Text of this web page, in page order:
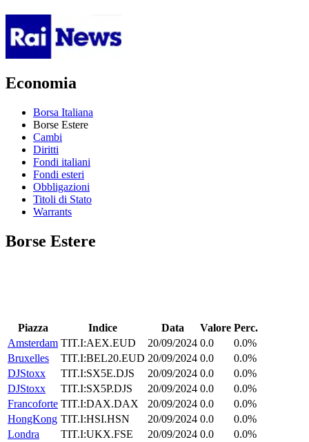
Economia
Borsa Italiana
Borse Estere
Cambi
Diritti
Fondi italiani
Fondi esteri
Obbligazioni
Titoli di Stato
Warrants
Borse Estere
Piazza Indice Data Valore Perc.
Amsterdam TIT.I:AEX.EUD 20/09/2024 0.0
0.0%
Bruxelles
TIT.I:BEL20.EUD 20/09/2024 0.0
0.0%
DJStoxx
TIT.I:SX5E.DJS 20/09/2024 0.0
0.0%
DJStoxx
TIT.I:SX5P.DJS 20/09/2024 0.0
0.0%
Francoforte TIT.I:DAX.DAX 20/09/2024 0.0
0.0%
HongKong TIT.I:HSI.HSN 20/09/2024 0.0
0.0%
Londra
TIT.I:UKX.FSE 20/09/2024 0.0
0.0%